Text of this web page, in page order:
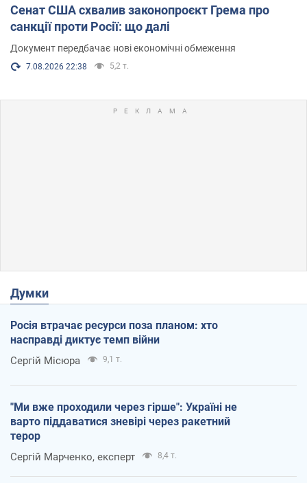
Сенат США схвалив законопроєкт Грема про
санкції проти Росії: що далі
Документ передбачає нові економічні обмеження
7.08.2026 22:38 5,2 т.
Думки
Росія втрачає ресурси поза планом: хто
насправді диктує темп війни
Сергій Місюра 9,1 т.
"Ми вже проходили через гірше": Україні не
варто піддаватися зневірі через ракетний
терор
Сергій Марченко, експерт 8,4 т.